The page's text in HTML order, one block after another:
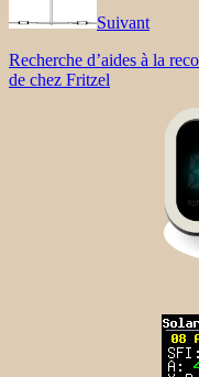
Suivant
Recherche d’aides à la
de chez Fritzel